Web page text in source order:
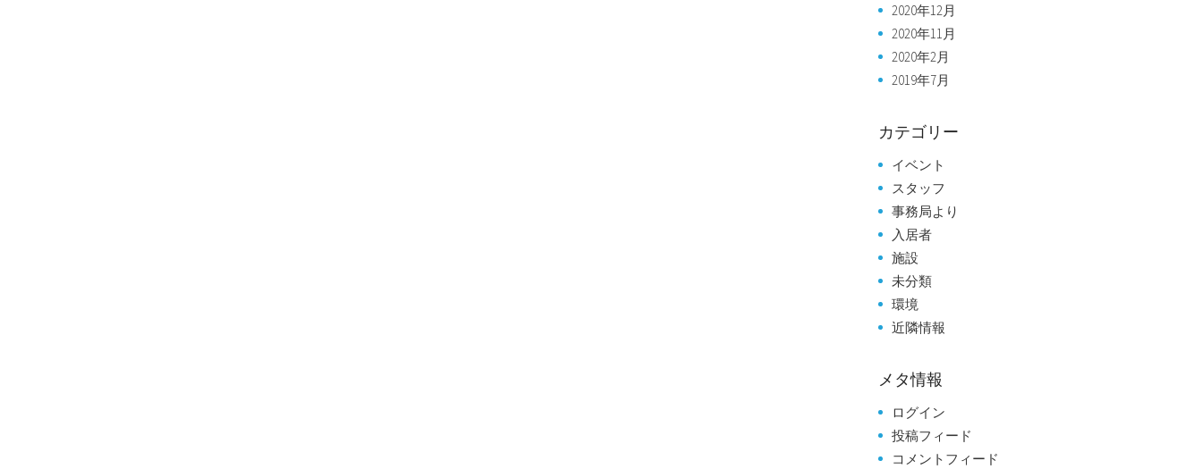
2020年12月
2020年11月
2020年2月
2019年7月
カテゴリー
イベント
スタッフ
事務局より
入居者
施設
未分類
環境
近隣情報
メタ情報
ログイン
投稿フィード
コメントフィード